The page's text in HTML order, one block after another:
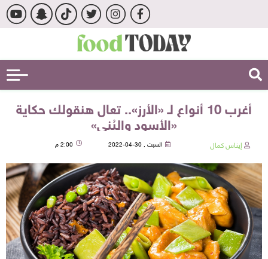
أغرب 10 أنواع لـ «الأرز».. تعال هنقولك حكاية
«الأسود والبُني»
إيناس كمال السبت , 30-04-2022 2:00 م